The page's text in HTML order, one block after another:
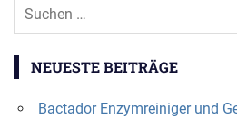
NEUESTE BEITRÄGE
Bactador Enzymreiniger und